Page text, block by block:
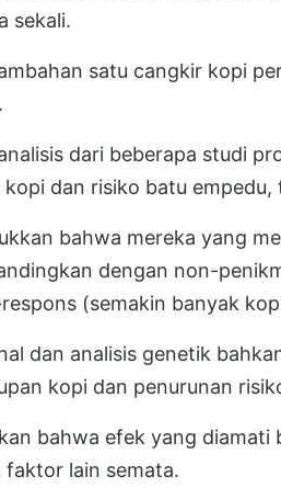
sekali.
satu cangkir kopi
dari beberapa studi
dan risiko batu
bahwa mereka yang
dengan non-
(semakin banyak
dan analisis genetik
kopi dan penurunan
bahwa efek yang diamati
faktor lain semata.